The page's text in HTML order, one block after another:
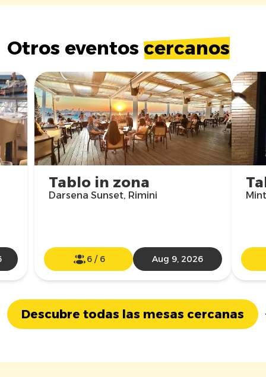
Otros eventos cercanos
Tablo in zona
Darsena Sunset, Rimini
6/ 6 Aug 9, 2026
Descubre todas las mesas cercanas